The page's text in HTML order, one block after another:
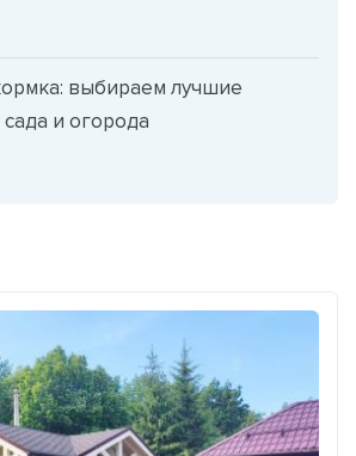
выбираем лучшие
и огорода